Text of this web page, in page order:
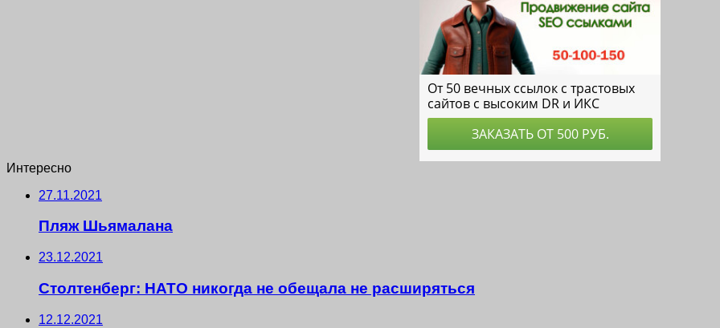
Интересно
27.11.2021
Пляж Шьямалана
23.12.2021
Столтенберг: НАТО никогда не обещала не расширяться
12.12.2021